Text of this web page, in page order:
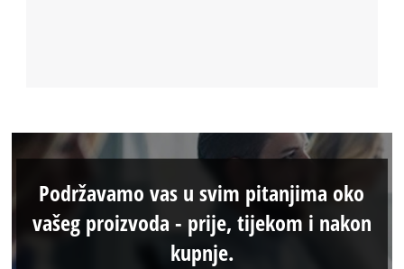
Podržavamo vas u svim pitanjima oko
vašeg proizvoda - prije, tijekom i nakon
kupnje.